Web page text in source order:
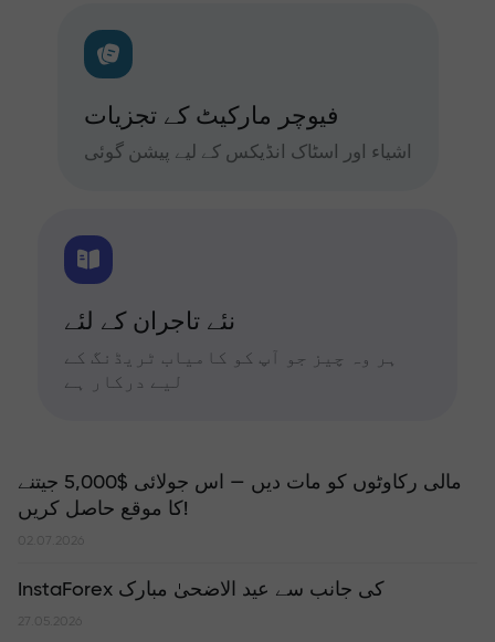
فیوچر مارکیٹ کے تجزیات
اشیاء اور اسٹاک انڈیکس کے لیے پیشن گوئی
نئے تاجران کے لئے
ہر وہ چیز جو آپ کو کامیاب ٹریڈنگ کے
لیے درکار ہے
مالی رکاوٹوں کو مات دیں — اس جولائی $5,000 جیتنے
کا موقع حاصل کریں!
02.07.2026
InstaForex کی جانب سے عید الاضحیٰ مبارک
27.05.2026